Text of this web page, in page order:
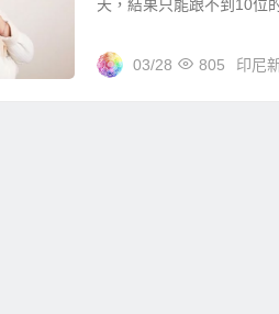
天，結果只能跟不到10位
03/28 805 印尼